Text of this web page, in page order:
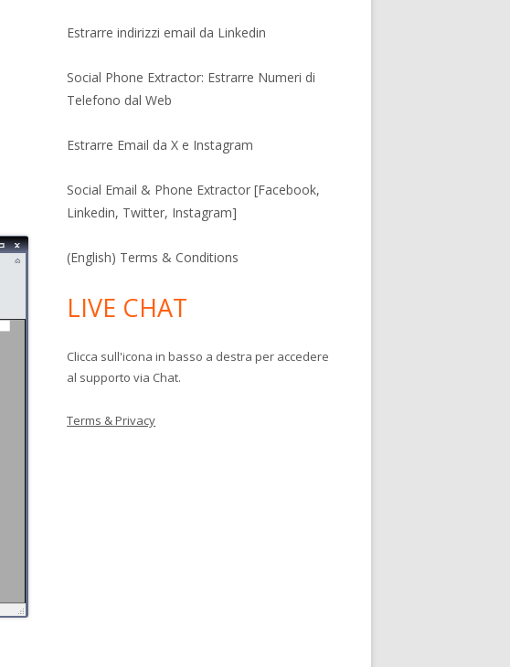
Estrarre indirizzi email da Linkedin
Social Phone Extractor: Estrarre Numeri di
Telefono dal Web
Estrarre Email da X e Instagram
Social Email & Phone Extractor [Facebook,
Linkedin, Twitter, Instagram]
(English) Terms & Conditions
LIVE CHAT
Clicca sull'icona in basso a destra per accedere
al supporto via Chat.
Terms & Privacy